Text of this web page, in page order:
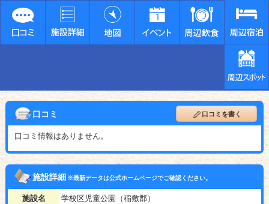
口コミ 口コミを書く
口コミ情報はありません。
施設詳細※最新データは公式ホームページでご確認ください。
施設名 学校区児童公園（稲敷郡）